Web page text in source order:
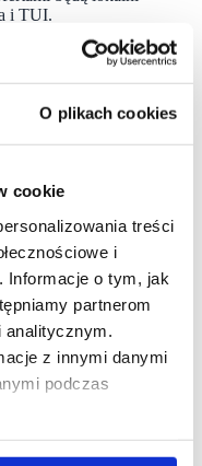
O plikach cookies
cookie
treści
i
Informacje o tym, jak
partnerom
z innymi danymi
podczas
i TUI.
miejsce
kinem Planet
dźwięku i obrazu,
codziennych
525